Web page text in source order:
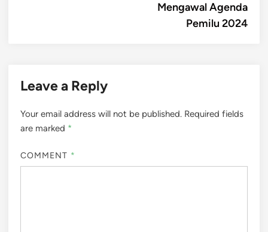
Mengawal Agenda
Pemilu 2024
Leave a Reply
Your email address will not be published. Required fields
are marked *
COMMENT *